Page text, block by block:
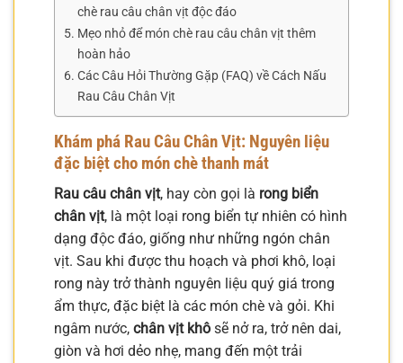
chè rau câu chân vịt độc đáo
Mẹo nhỏ để món chè rau câu chân vịt thêm
hoàn hảo
Các Câu Hỏi Thường Gặp (FAQ) về Cách Nấu
Rau Câu Chân Vịt
Khám phá Rau Câu Chân Vịt: Nguyên liệu
đặc biệt cho món chè thanh mát
Rau câu chân vịt, hay còn gọi là rong biển
chân vịt, là một loại rong biển tự nhiên có hình
dạng độc đáo, giống như những ngón chân
vịt. Sau khi được thu hoạch và phơi khô, loại
rong này trở thành nguyên liệu quý giá trong
ẩm thực, đặc biệt là các món chè và gỏi. Khi
ngâm nước, chân vịt khô sẽ nở ra, trở nên dai,
giòn và hơi dẻo nhẹ, mang đến một trải